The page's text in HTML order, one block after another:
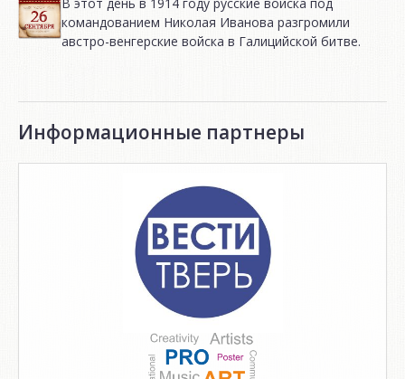
командованием Николая Иванова разгромили
австро-венгерские войска в Галицийской битве.
Информационные партнеры